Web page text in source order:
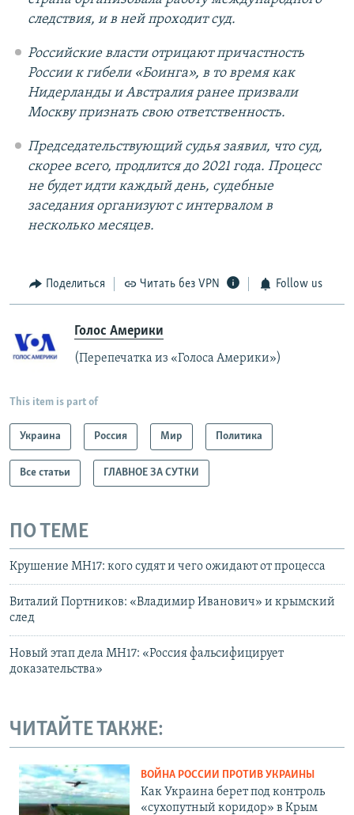
следствия, и в ней проходит суд.
Российские власти отрицают причастность
России к гибели «Боинга», в то время как
Нидерланды и Австралия ранее призвали
Москву признать свою ответственность.
Председательствующий судья заявил, что суд,
скорее всего, продлится до 2021 года. Процесс
не будет идти каждый день, судебные
заседания организуют с интервалом в
несколько месяцев.
Поделиться Читать без VPN Follow us
Голос Америки
(Перепечатка из «Голоса Америки»)
This item is part of
Украина Россия Мир Политика
Все статьи ГЛАВНОЕ ЗА СУТКИ
ПО ТЕМЕ
Крушение MH17: кого судят и чего ожидают от процесса
Виталий Портников: «Владимир Иванович» и крымский
след
Новый этап дела MH17: «Россия фальсифицирует
доказательства»
ЧИТАЙТЕ ТАКЖЕ:
ВОЙНА РОССИИ ПРОТИВ УКРАИНЫ
Как Украина берет под контроль
«сухопутный коридор» в Крым